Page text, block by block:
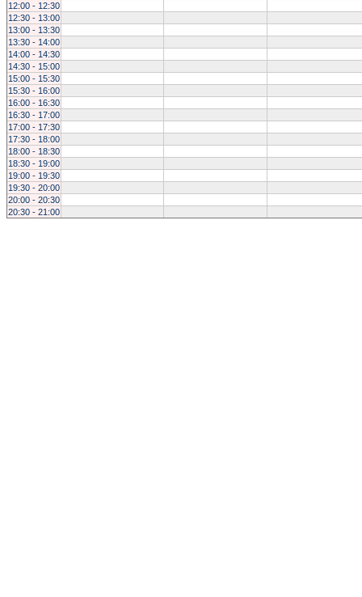
12:00 - 12:30
12:30 - 13:00
13:00 - 13:30
13:30 - 14:00
14:00 - 14:30
14:30 - 15:00
15:00 - 15:30
15:30 - 16:00
16:00 - 16:30
16:30 - 17:00
17:00 - 17:30
17:30 - 18:00
18:00 - 18:30
18:30 - 19:00
19:00 - 19:30
19:30 - 20:00
20:00 - 20:30
20:30 - 21:00